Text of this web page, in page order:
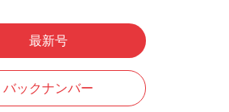
最新号
バックナンバー